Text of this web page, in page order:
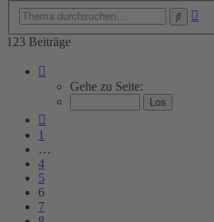
123 Beiträge
von
Gehe zu Seite:
1
…
4
5
6
7